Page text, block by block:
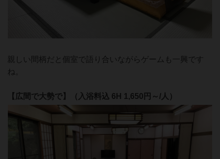
親しい間柄だと個室で語り合いながらゲームも一興です
ね。
【広間で大勢で】（入浴料込 6H 1,650円～/人）